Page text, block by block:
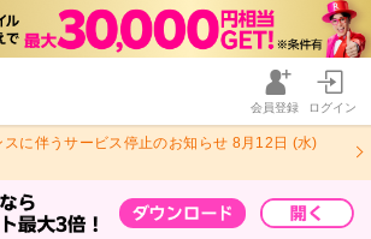
会員登録 ログイン
スに伴うサービス停止のお知らせ 8月12日 (水)